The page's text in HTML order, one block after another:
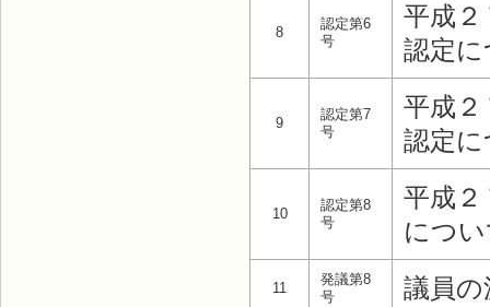
8
認定第6
号
平成２
認定に
9
認定第7
号
平成２
認定に
10
認定第8
号
平成２
につ
11
発議第8
号
議員